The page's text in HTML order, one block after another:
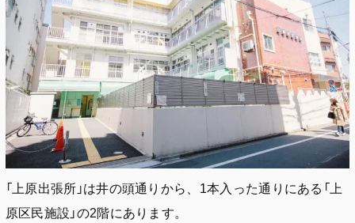
「上原出張所」は井の頭通りから、1本入った通りにある「上
原区民施設」の2階にあります。